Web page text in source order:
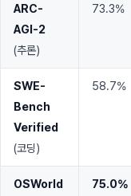
ARC-
AGI-2
(추론)
73.3%
SWE-
Bench
Verified
(코딩)
58.7%
OSWorld
75.0%